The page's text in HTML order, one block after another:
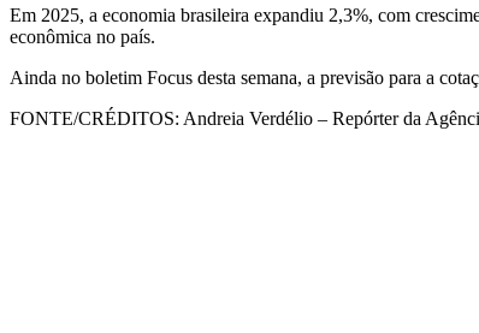
Em 2025, a economia brasileira expandiu 2,3%, com
econômica no país.
Ainda no boletim Focus desta semana, a previsão para a
FONTE/CRÉDITOS: Andreia Verdélio – Repórter da